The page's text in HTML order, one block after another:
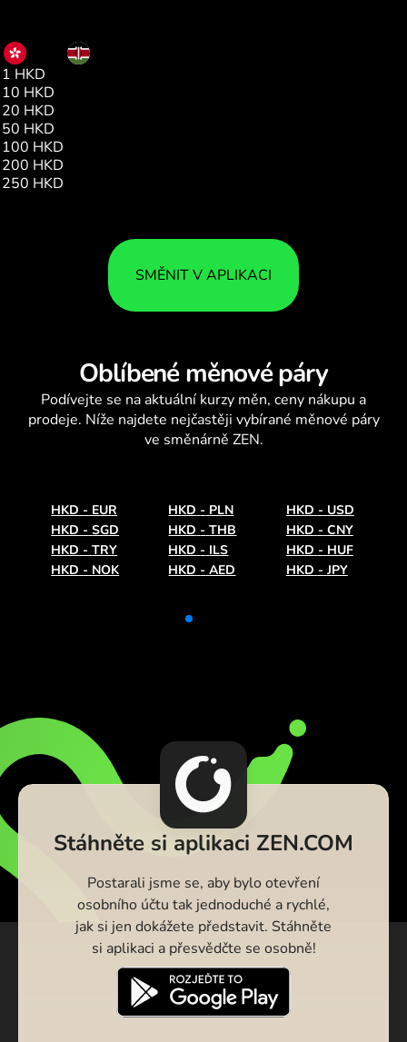
1 HKD
10 HKD
20 HKD
50 HKD
100 HKD
200 HKD
250 HKD
SMĚNIT V APLIKACI
Oblíbené měnové páry
Podívejte se na aktuální kurzy měn, ceny nákupu a
prodeje. Níže najdete nejčastěji vybírané měnové páry
ve směnárně ZEN.
HKD - EUR HKD - PLN HKD - USD
HKD - SGD HKD - THB HKD - CNY
HKD - TRY HKD - ILS HKD - HUF
HKD - NOK HKD - AED HKD - JPY
Stáhněte si aplikaci ZEN.COM
Postarali jsme se, aby bylo otevření
osobního účtu tak jednoduché a rychlé,
jak si jen dokážete představit. Stáhněte
si aplikaci a přesvědčte se osobně!